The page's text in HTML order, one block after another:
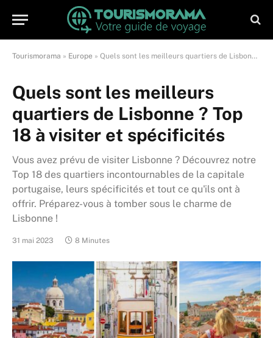
Tourismorama » Europe » Quels sont les meilleurs quartiers de Lisbonne ? Top 18 à visiter et spécificités
Quels sont les meilleurs
quartiers de Lisbonne ? Top
18 à visiter et spécificités
Vous avez prévu de visiter Lisbonne ? Découvrez notre
Top 18 des quartiers incontournables de la capitale
portugaise, leurs spécificités et tout ce qu'ils ont à
offrir. Préparez-vous à tomber sous le charme de
Lisbonne !
31 mai 2023 8 Minutes